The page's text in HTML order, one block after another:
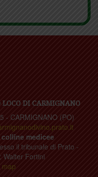
LOCO DI CARMIGNANO
- CARMIGNANO (PO)
medicee
il tribunale di Prato -
Walter Fortini
map